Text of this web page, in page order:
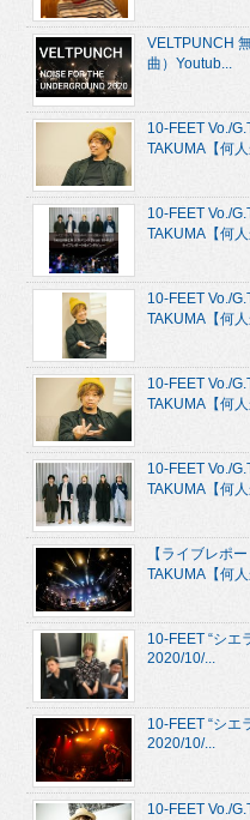
VELTPUNCH
曲）Youtub...
10-FEET Vo./
TAKUMA【何
10-FEET Vo./
TAKUMA【何
10-FEET Vo./
TAKUMA【何
10-FEET Vo./
TAKUMA【何
10-FEET Vo./
TAKUMA【何
【ライブレポ
TAKUMA【何
10-FEET “シエ
2020/10/...
10-FEET “シエ
2020/10/...
10-FEET Vo./